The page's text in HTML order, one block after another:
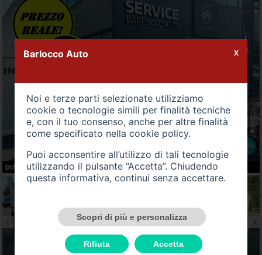
Barlocco Auto
Noi e terze parti selezionate utilizziamo
cookie o tecnologie simili per finalità tecniche
e, con il tuo consenso, anche per altre finalità
come specificato nella cookie policy.
Puoi acconsentire all’utilizzo di tali tecnologie
utilizzando il pulsante “Accetta”. Chiudendo
questa informativa, continui senza accettare.
Scopri di più e personalizza
Rifiuta Accetta
X